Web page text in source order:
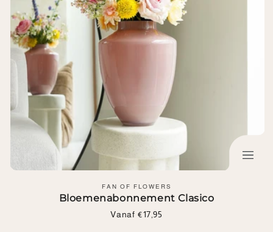
Leverancier:
FAN OF FLOWERS
Bloemenabonnement Clasico
Normale
Vanaf €17,95